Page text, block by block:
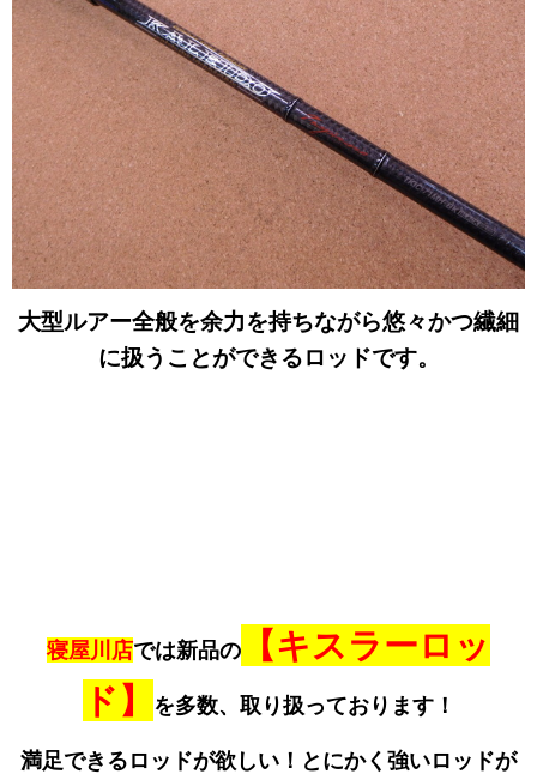
大型ルアー全般を余力を持ちながら悠々かつ繊細
に扱うことができるロッドです。
寝屋川店では新品の
【キスラーロッ
ド】
を多数、取り扱っております！
満足できるロッドが欲しい！とにかく強いロッドが